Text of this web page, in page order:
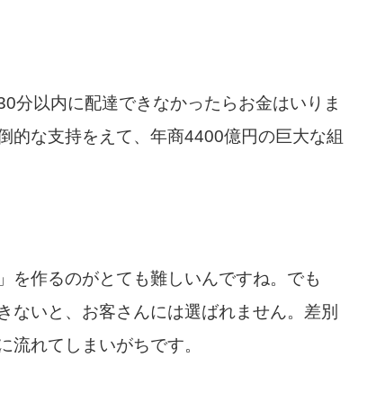
分以内に配達できなかったらお金はいりま
的な支持をえて、年商4400億円の巨大な組
を作るのがとても難しいんですね。でも
ないと、お客さんには選ばれません。差別
流れてしまいがちです。